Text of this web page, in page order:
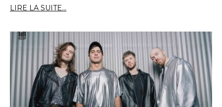
LIRE LA SUITE...